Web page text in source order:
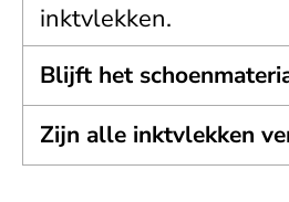
inktvlekken.
Blijft het
Zijn alle inktvlekken